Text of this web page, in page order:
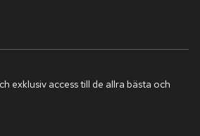
exklusiv access till de allra bästa och